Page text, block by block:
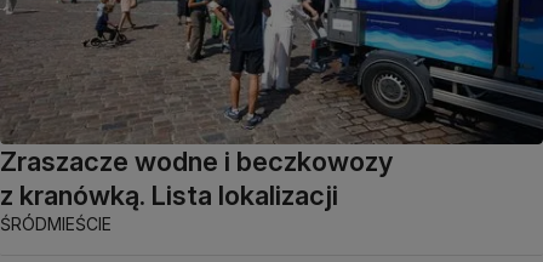
Zraszacze wodne i beczkowozy
z kranówką. Lista lokalizacji
ŚRÓDMIEŚCIE